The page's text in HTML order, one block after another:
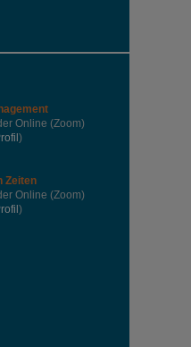
Online (Zoom)
)
Zeiten
Online (Zoom)
)